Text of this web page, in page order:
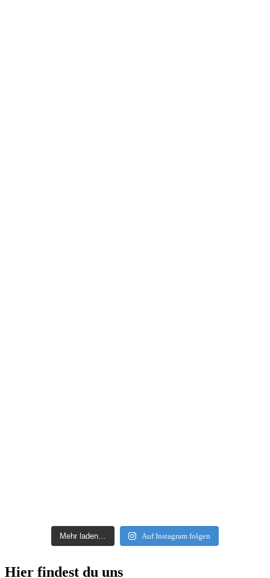
Mehr laden… Auf Instagram folgen
Hier findest du uns